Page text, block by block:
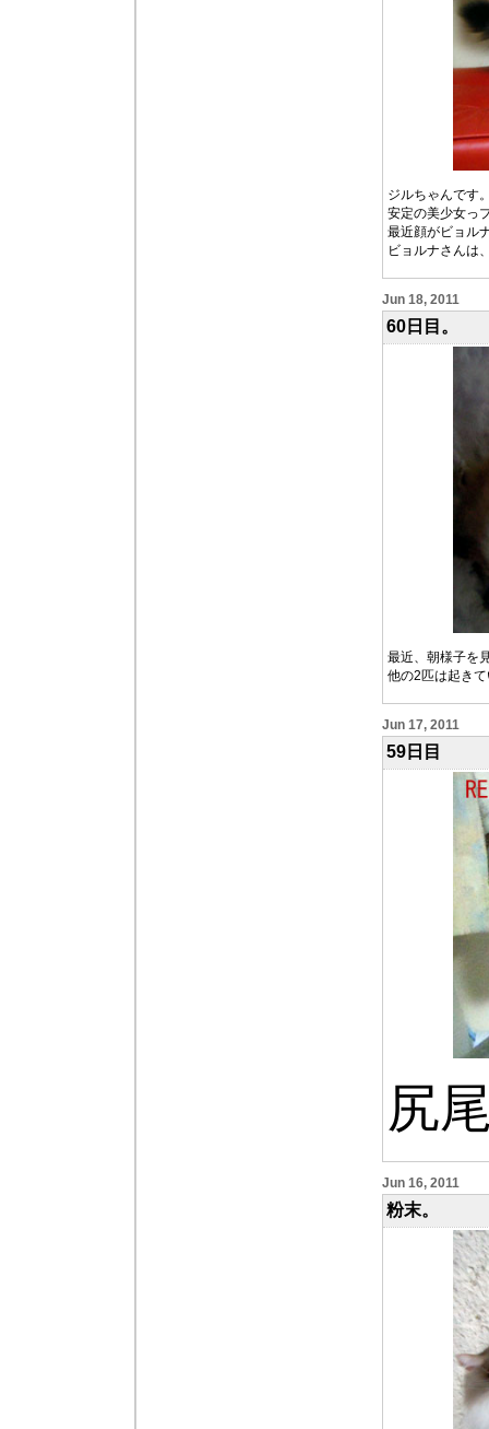
ジルちゃんです
安定の美少女っ
最近顔がビョル
ビョルナさんは
Jun 18, 2011
60日目。
最近、朝様子を
他の2匹は起き
Jun 17, 2011
59日目
尻
Jun 16, 2011
粉末。